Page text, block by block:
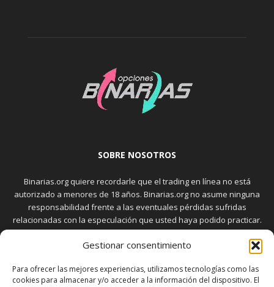
Gestionar consentimiento
Para ofrecer las mejores experiencias, utilizamos tecnologías como las
cookies para almacenar y/o acceder a la información del dispositivo. El
SOBRE NOSOTROS
Binarias.org quiere recordarle que el trading en línea no está
autorizado a menores de 18 años. Binarias.org no asume ninguna
responsabilidad frente a las eventuales pérdidas sufridas
relacionadas con la especulación que usted haya podido practicar.
El trading en el mercado de opciones binarias implica riesgos
elevados. Usted debe conocer y aceptar estos riesgos, que
transacciones bursátiles.